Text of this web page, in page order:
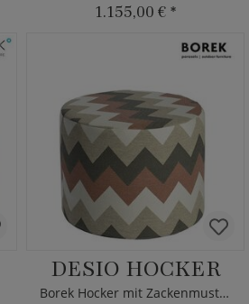
1.155,00 € *
DESIO HOCKER
Borek Hocker mit Zackenmuster